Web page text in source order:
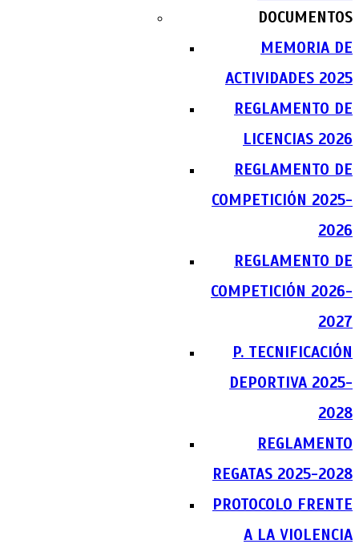
DOCUMENTOS
MEMORIA DE
ACTIVIDADES 2025
REGLAMENTO DE
LICENCIAS 2026
REGLAMENTO DE
COMPETICIÓN 2025-
2026
REGLAMENTO DE
COMPETICIÓN 2026-
2027
P. TECNIFICACIÓN
DEPORTIVA 2025-
2028
REGLAMENTO
REGATAS 2025-2028
PROTOCOLO FRENTE
A LA VIOLENCIA